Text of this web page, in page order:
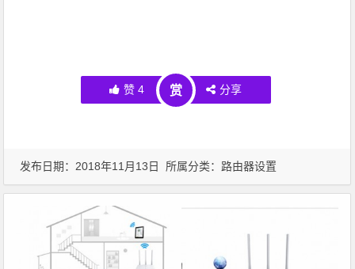
赞 4 赏 分享
发布日期：2018年11月13日 所属分类： 路由器设置